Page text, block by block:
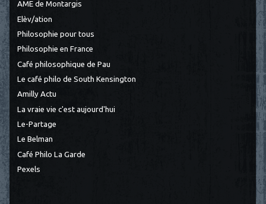
AME de Montargis
Elèv/ation
Philosophie pour tous
Philosophie en France
Café philosophique de Pau
Le café philo de South Kensington
Amilly Actu
La vraie vie c'est aujourd'hui
Le-Partage
Le Belman
Café Philo La Garde
Pexels